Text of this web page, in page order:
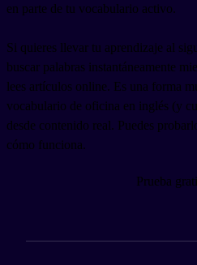
en parte de tu vocabulario activo.
Si quieres llevar tu aprendizaje al
buscar palabras instantáneamente
lees artículos online. Es una forma
vocabulario de oficina en inglés (y
desde contenido real. Puedes
cómo funciona.
Prueba